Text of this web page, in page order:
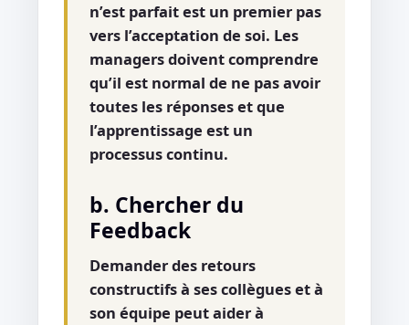
n’est parfait est un premier pas
vers l’acceptation de soi. Les
managers doivent comprendre
qu’il est normal de ne pas avoir
toutes les réponses et que
l’apprentissage est un
processus continu.
b. Chercher du
Feedback
Demander des retours
constructifs à ses collègues et à
son équipe peut aider à